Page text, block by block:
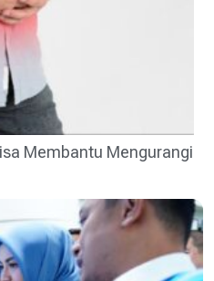
Membantu Mengurangi